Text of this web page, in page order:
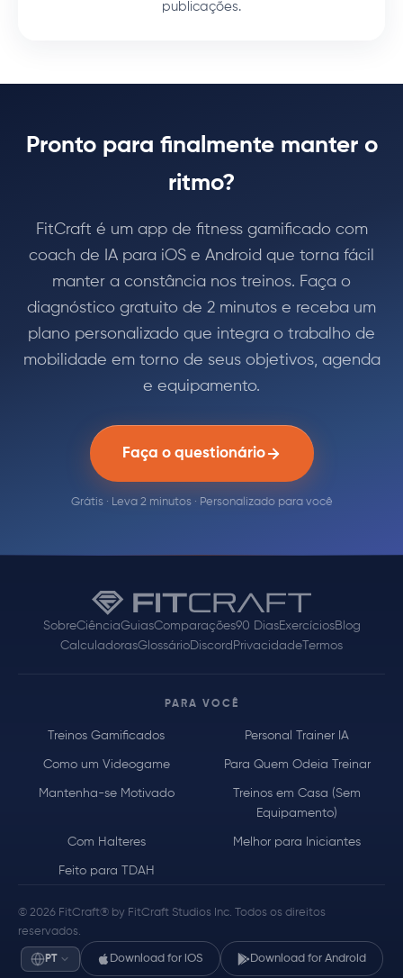
publicações.
Pronto para finalmente manter o
ritmo?
FitCraft é um app de fitness gamificado com
coach de IA para iOS e Android que torna fácil
manter a constância nos treinos. Faça o
diagnóstico gratuito de 2 minutos e receba um
plano personalizado que integra o trabalho de
mobilidade em torno de seus objetivos, agenda
e equipamento.
Faça o questionário
Grátis · Leva 2 minutos · Personalizado para você
SobreCiênciaGuiasComparações90 DiasExercíciosBlog
CalculadorasGlossárioDiscord Privacidade Termos
PARA VOCÊ
Treinos Gamificados Personal Trainer IA
Como um Videogame Para Quem Odeia Treinar
Mantenha-se Motivado
Treinos em Casa (Sem
Equipamento)
Com Halteres Melhor para Iniciantes
Feito para TDAH
© 2026 FitCraft® by FitCraft Studios Inc. Todos os direitos
reservados.
PT Download for iOS Download for Android